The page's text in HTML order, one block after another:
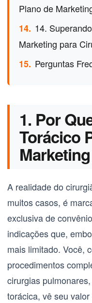
Plano de
14. 14.
Marketing para
15. Perguntas
1. Por
Torácico
A realidade do
muitos casos, é
exclusiva de
indicações que,
mais limitado. Você,
procedimentos
cirurgias
torácica, vê seu